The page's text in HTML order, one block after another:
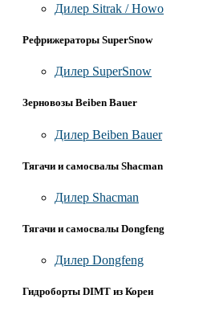
Дилер Sitrak / Howo
Рефрижераторы SuperSnow
Дилер SuperSnow
Зерновозы Beiben Bauer
Дилер Beiben Bauer
Тягачи и самосвалы Shacman
Дилер Shacman
Тягачи и самосвалы Dongfeng
Дилер Dongfeng
Гидроборты DIMT из Кореи